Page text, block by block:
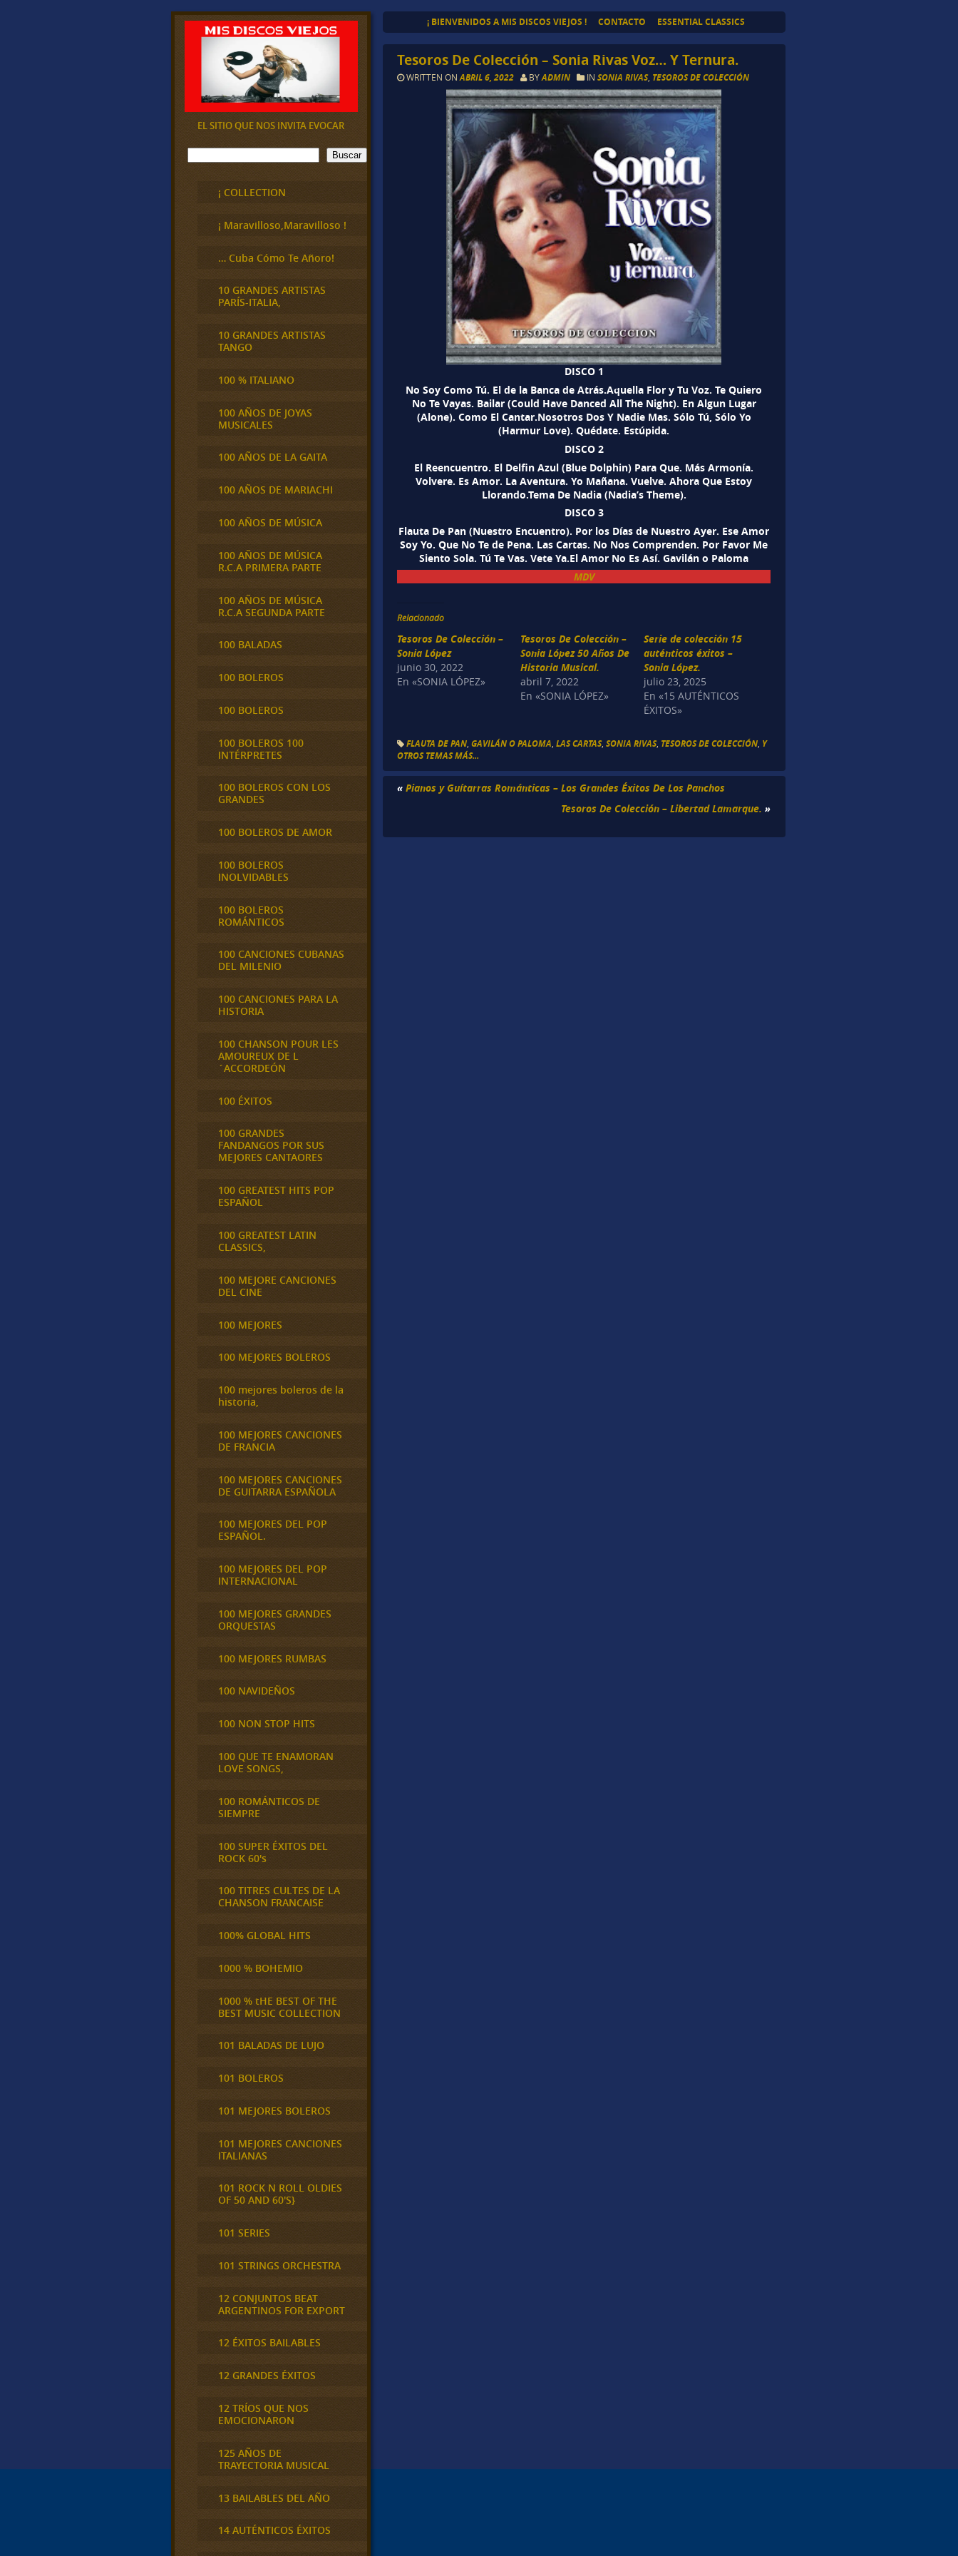
¡ BIENVENIDOS A MIS DISCOS VIEJOS ! CONTACTO ESSENTIAL CLASSICS
Tesoros De Colección – Sonia Rivas Voz… Y Ternura.
WRITTEN ONABRIL 6, 2022 BYADMIN INSONIA RIVAS, TESOROS DE COLECCIÓN
DISCO 1
No Soy Como Tú. El de la Banca de Atrás.Aquella Flor y Tu Voz. Te Quiero
No Te Vayas. Bailar (Could Have Danced All The Night). En Algun Lugar
(Alone). Como El Cantar.Nosotros Dos Y Nadie Mas. Sólo Tú, Sólo Yo
(Harmur Love). Quédate. Estúpida.
DISCO 2
El Reencuentro. El Delfin Azul (Blue Dolphin) Para Que. Más Armonía.
Volvere. Es Amor. La Aventura. Yo Mañana. Vuelve. Ahora Que Estoy
Llorando.Tema De Nadia (Nadia’s Theme).
DISCO 3
Flauta De Pan (Nuestro Encuentro). Por los Días de Nuestro Ayer. Ese Amor
Soy Yo. Que No Te de Pena. Las Cartas. No Nos Comprenden. Por Favor Me
Siento Sola. Tú Te Vas. Vete Ya.El Amor No Es Así. Gavilán o Paloma
MDV
Relacionado
Tesoros De Colección –
Sonia López
junio 30, 2022
En «SONIA LÓPEZ»
Tesoros De Colección –
Sonia López 50 Años De
Historia Musical.
abril 7, 2022
En «SONIA LÓPEZ»
Serie de colección 15
auténticos éxitos –
Sonia López.
julio 23, 2025
En «15 AUTÉNTICOS
ÉXITOS»
FLAUTA DE PAN ,GAVILÁN O PALOMA ,LAS CARTAS,SONIA RIVAS, TESOROS DE COLECCIÓN Y
OTROS TEMAS MÁS...
«Pianos y Guítarras Románticas – Los Grandes Éxitos De Los Panchos
Tesoros De Colección – Libertad Lamarque. »
EL SITIO QUE NOS INVITA EVOCAR
B
u
Buscar
¡ COLLECTION
¡ Maravilloso,Maravilloso !
… Cuba Cómo Te Añoro!
10 GRANDES ARTISTAS
PARÍS-ITALIA,
10 GRANDES ARTISTAS
TANGO
100 % ITALIANO
100 AÑOS DE JOYAS
MUSICALES
100 AÑOS DE LA GAITA
100 AÑOS DE MARIACHI
100 AÑOS DE MÚSICA
100 AÑOS DE MÚSICA
R.C.A PRIMERA PARTE
100 AÑOS DE MÚSICA
R.C.A SEGUNDA PARTE
100 BALADAS
100 BOLEROS
100 BOLEROS
100 BOLEROS 100
INTÉRPRETES
100 BOLEROS CON LOS
GRANDES
100 BOLEROS DE AMOR
100 BOLEROS
INOLVIDABLES
100 BOLEROS
ROMÁNTICOS
100 CANCIONES CUBANAS
DEL MILENIO
100 CANCIONES PARA LA
HISTORIA
100 CHANSON POUR LES
AMOUREUX DE L
´ACCORDEÓN
100 ÉXITOS
100 GRANDES
FANDANGOS POR SUS
MEJORES CANTAORES
100 GREATEST HITS POP
ESPAÑOL
100 GREATEST LATIN
CLASSICS,
100 MEJORE CANCIONES
DEL CINE
100 MEJORES
100 MEJORES BOLEROS
100 mejores boleros de la
historia,
100 MEJORES CANCIONES
DE FRANCIA
100 MEJORES CANCIONES
DE GUITARRA ESPAÑOLA
100 MEJORES DEL POP
ESPAÑOL.
100 MEJORES DEL POP
INTERNACIONAL
100 MEJORES GRANDES
ORQUESTAS
100 MEJORES RUMBAS
100 NAVIDEÑOS
100 NON STOP HITS
100 QUE TE ENAMORAN
LOVE SONGS,
100 ROMÁNTICOS DE
SIEMPRE
100 SUPER ÉXITOS DEL
ROCK 60's
100 TITRES CULTES DE LA
CHANSON FRANCAISE
100% GLOBAL HITS
1000 % BOHEMIO
1000 % tHE BEST OF THE
BEST MUSIC COLLECTION
101 BALADAS DE LUJO
101 BOLEROS
101 MEJORES BOLEROS
101 MEJORES CANCIONES
ITALIANAS
101 ROCK N ROLL OLDIES
OF 50 AND 60'S}
101 SERIES
101 STRINGS ORCHESTRA
12 CONJUNTOS BEAT
ARGENTINOS FOR EXPORT
12 ÉXITOS BAILABLES
12 GRANDES ÉXITOS
12 TRÍOS QUE NOS
EMOCIONARON
125 AÑOS DE
TRAYECTORIA MUSICAL
13 BAILABLES DEL AÑO
14 AUTÉNTICOS ÉXITOS